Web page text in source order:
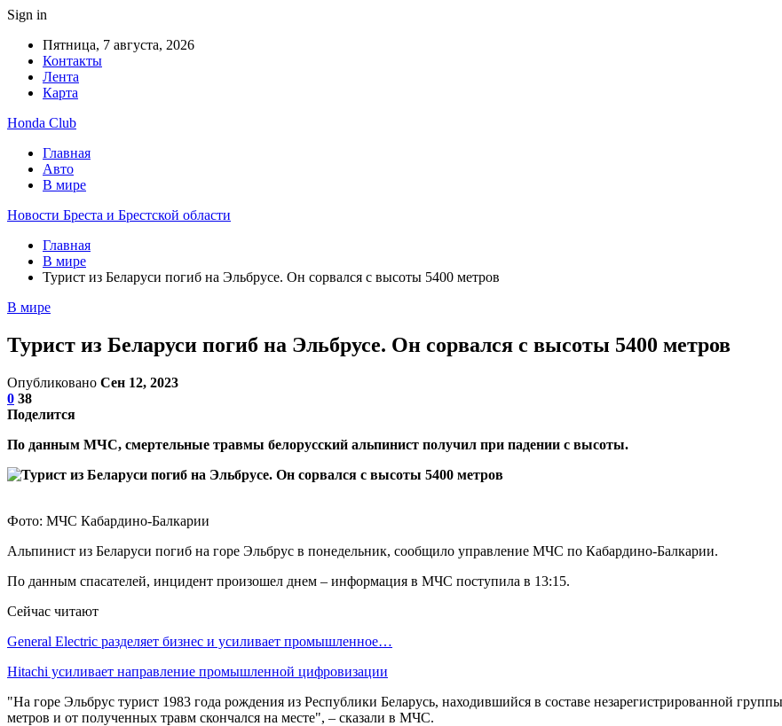
Sign in
Пятница, 7 августа, 2026
Контакты
Лента
Карта
Honda Club
Главная
Авто
В мире
Новости Бреста и Брестской области
Главная
В мире
Турист из Беларуси погиб на Эльбрусе. Он сорвался с высоты 5400 метров
В мире
Турист из Беларуси погиб на Эльбрусе. Он сорвался с высоты 5400 метров
Опубликовано Сен 12, 2023
0 38
Поделится
По данным МЧС, смертельные травмы белорусский альпинист получил при падении с высоты.
Фото: МЧС Кабардино-Балкарии
Альпинист из Беларуси погиб на горе Эльбрус в понедельник, сообщило управление МЧС по Кабардино-Балкарии.
По данным спасателей, инцидент произошел днем – информация в МЧС поступила в 13:15.
Сейчас читают
General Electric разделяет бизнес и усиливает промышленное…
Hitachi усиливает направление промышленной цифровизации
"На горе Эльбрус турист 1983 года рождения из Республики Беларусь, находившийся в составе незарегистрированной
метров и от полученных травм скончался на месте", – сказали в МЧС.